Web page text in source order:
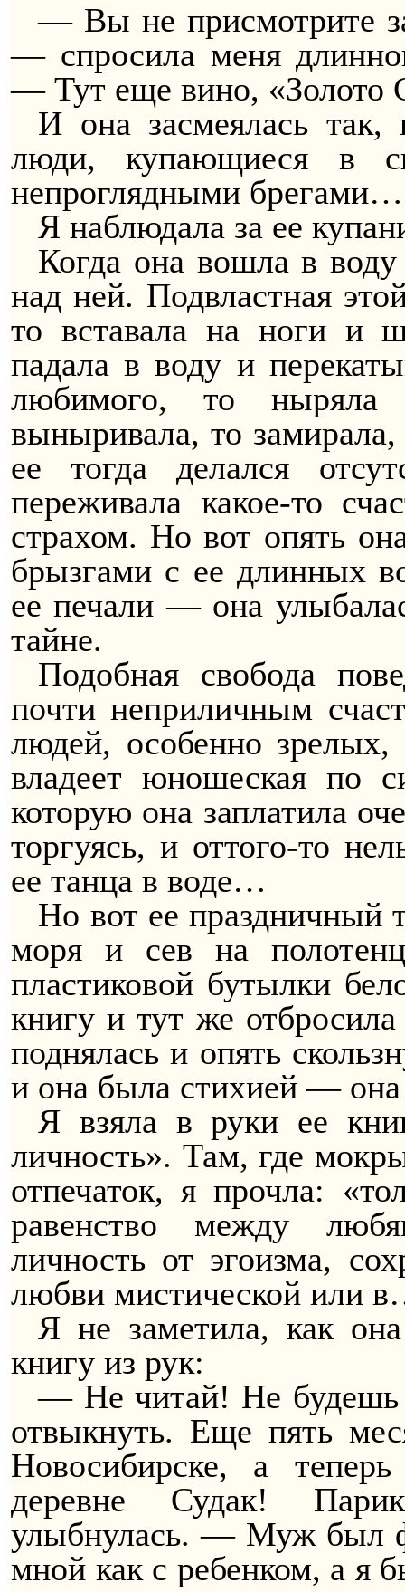
— Вы не присмотрите
— спросила меня
— Тут еще вино, «Золото
И она засмеялась так,
люди, купающиеся в
непроглядными брегами…
Я наблюдала за ее
Когда она вошла в
над ней. Подвластная
то вставала на ноги и
падала в воду и
любимого, то ныряла
выныривала, то
ее тогда делался
переживала какое-то
страхом. Но вот опять
брызгами с ее длинных
ее печали — она
тайне.
Подобная свобода
почти неприличным
людей, особенно
владеет юношеская по
которую она заплатила
торгуясь, и оттого-то
ее танца в воде…
Но вот ее праздничный
моря и сев на
пластиковой бутылки
книгу и тут же
поднялась и опять
и она была стихией —
Я взяла в руки ее
личность». Там, где
отпечаток, я прочла:
равенство между
личность от эгоизма,
любви мистической или
Я не заметила, как
книгу из рук:
— Не читай! Не будешь
отвыкнуть. Еще пять
Новосибирске, а
деревне Судак!
улыбнулась. — Муж был
мной как с ребенком, а я